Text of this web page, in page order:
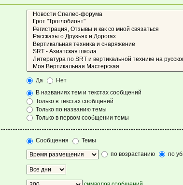
Да
Нет
В названиях тем и текстах сообщений
Только в текстах сообщений
Только по названию темы
Только в первом сообщении темы
Сообщения
Темы
по возрастанию по